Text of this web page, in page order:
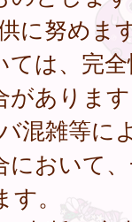
に努めま
は、完
がありま
混雑等に
において
。